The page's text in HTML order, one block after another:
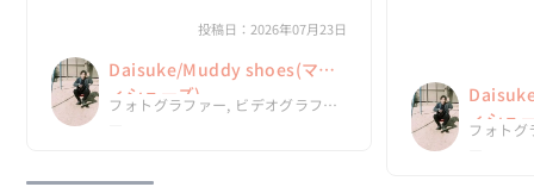
素敵すぎるムービーに仕上がっており、
ねと2人で話していました☺️
結婚式で流すのが楽しみです！
ありがとうございます😆
投稿日：2026年07月23日
Daisuke/Muddy shoes(マデ
ィシューズ)
フォトグラファー, ビデオグラファ
ィシュ
フォトグ